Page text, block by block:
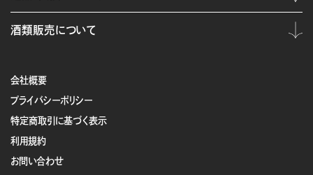
会社概要
プライバシーポリシー
特定商取引に基づく表示
利用規約
お問い合わせ
酒類販売について